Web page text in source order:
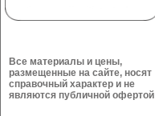
Все материалы и цены,
размещенные на сайте, носят
справочный характер и не
являются публичной офертой